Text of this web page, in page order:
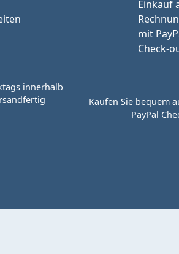
innerhalb
Kaufen Sie bequem
PayPal